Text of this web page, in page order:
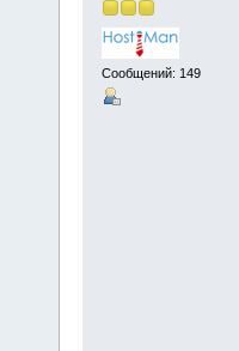
Сообщений: 149